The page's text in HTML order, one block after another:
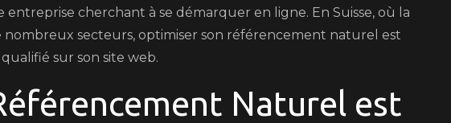
Visibilité
cherchant à se démarquer en ligne. En Suisse, où la
secteurs, optimiser son référencement naturel est
sur son site web.
Naturel est